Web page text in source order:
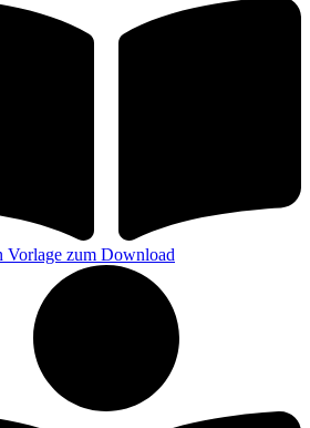
Vorlage zum Download